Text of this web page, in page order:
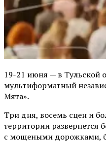
19-21 июня — в Тульской
мультиформатный
Мята».
Три дня, восемь сцен и
территории развернется
с мощеными дорожками,